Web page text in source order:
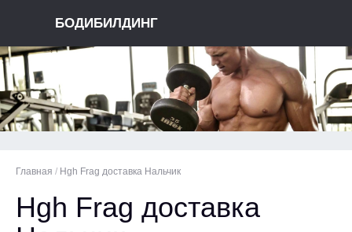
БОДИБИЛДИНГ
Главная / Hgh Frag доставка Нальчик
Hgh Frag доставка